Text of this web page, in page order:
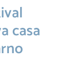
casa